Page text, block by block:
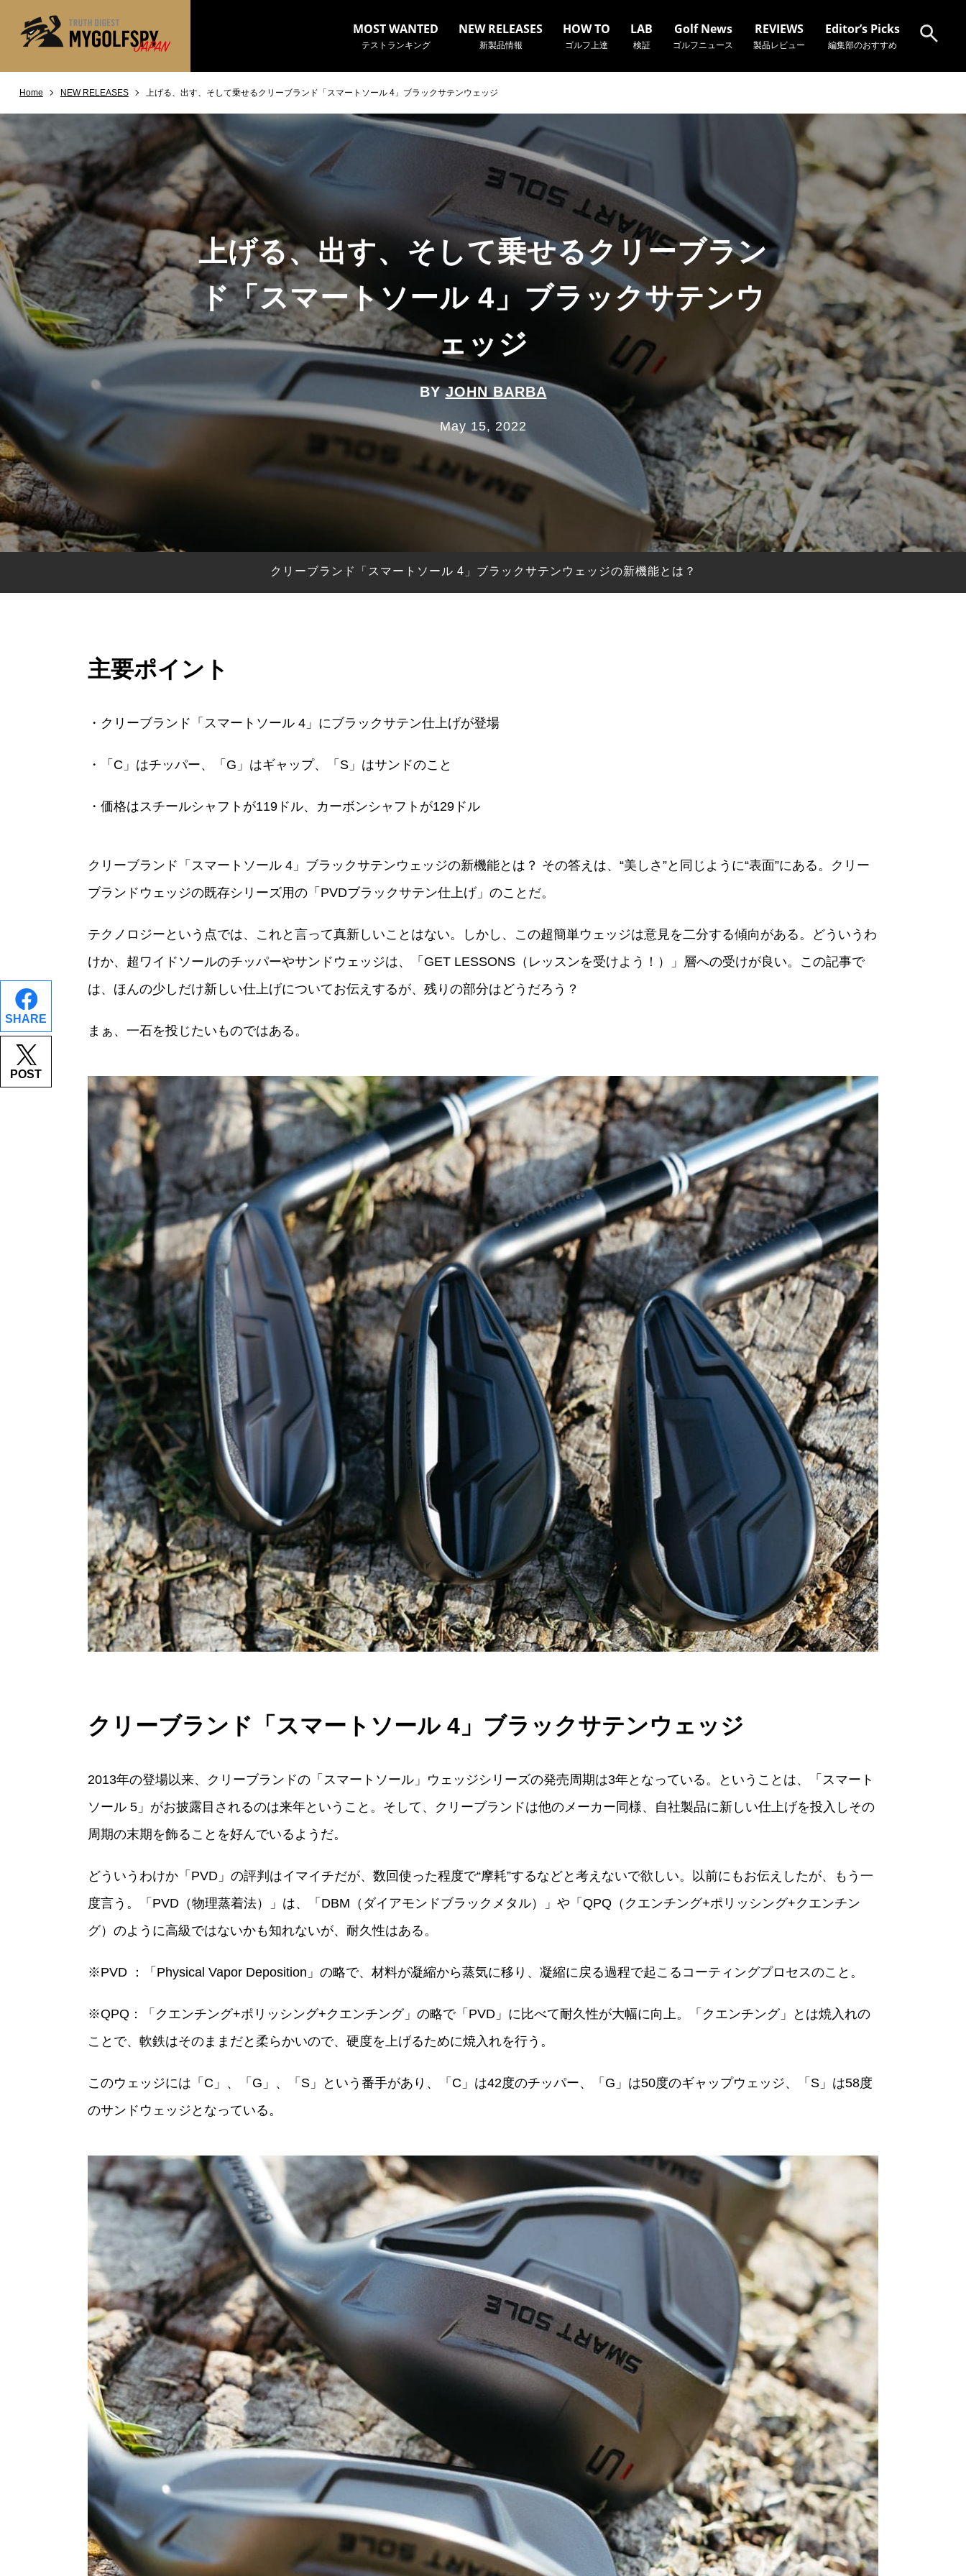
MOST WANTED
テストランキング
NEW RELEASES
新製品情報
HOW TO
ゴルフ上達
LAB
検証
Golf News
ゴルフニュース
REVIEWS
製品レビュー
Editor’s Picks
編集部のおすすめ
Home NEW RELEASES 上げる、出す、そして乗せるクリーブランド「スマートソール 4」ブラックサテンウェッジ
SHARE
POST
上げる、出す、そして乗せるクリーブラン
ド「スマートソール 4」ブラックサテンウ
ェッジ
BYJOHN BARBA
May 15, 2022
クリーブランド「スマートソール 4」ブラックサテンウェッジの新機能とは？
主要ポイント
・クリーブランド「スマートソール 4」にブラックサテン仕上げが登場
・「C」はチッパー、「G」はギャップ、「S」はサンドのこと
・価格はスチールシャフトが119ドル、カーボンシャフトが129ドル
クリーブランド「スマートソール 4」ブラックサテンウェッジの新機能とは？ その答えは、“美しさ”と同じように“表面”にある。クリー
ブランドウェッジの既存シリーズ用の「PVDブラックサテン仕上げ」のことだ。
テクノロジーという点では、これと言って真新しいことはない。しかし、この超簡単ウェッジは意見を二分する傾向がある。どういうわ
けか、超ワイドソールのチッパーやサンドウェッジは、「GET LESSONS（レッスンを受けよう！）」層への受けが良い。この記事で
は、ほんの少しだけ新しい仕上げについてお伝えするが、残りの部分はどうだろう？
まぁ、一石を投じたいものではある。
クリーブランド「スマートソール 4」ブラックサテンウェッジ
2013年の登場以来、クリーブランドの「スマートソール」ウェッジシリーズの発売周期は3年となっている。ということは、「スマート
ソール 5」がお披露目されるのは来年ということ。そして、クリーブランドは他のメーカー同様、自社製品に新しい仕上げを投入しその
周期の末期を飾ることを好んでいるようだ。
どういうわけか「PVD」の評判はイマイチだが、数回使った程度で“摩耗”するなどと考えないで欲しい。以前にもお伝えしたが、もう一
度言う。「PVD（物理蒸着法）」は、「DBM（ダイアモンドブラックメタル）」や「QPQ（クエンチング+ポリッシング+クエンチン
グ）のように高級ではないかも知れないが、耐久性はある。
※PVD ：「Physical Vapor Deposition」の略で、材料が凝縮から蒸気に移り、凝縮に戻る過程で起こるコーティングプロセスのこと。
※QPQ：「クエンチング+ポリッシング+クエンチング」の略で「PVD」に比べて耐久性が大幅に向上。「クエンチング」とは焼入れの
ことで、軟鉄はそのままだと柔らかいので、硬度を上げるために焼入れを行う。
このウェッジには「C」、「G」、「S」という番手があり、「C」は42度のチッパー、「G」は50度のギャップウェッジ、「S」は58度
のサンドウェッジとなっている。
MOST WANTED
NEW RELEASES 新製品情報
HOW TO ゴルフ上達・実践テクニック
LAB テスト・データ検証
Golf News ゴルフニュース
REVIEWS 製品レビュー
DRIVERS ドライバー
FAIRWAY WOODS フェアウェイウッド
HYBRIDS ハイブリッド
IRONS アイアン
WEDGES ウェッジ
PUTTERS パター
OTHER その他
Editor’s Picks
Our Team 私たちのチーム
Our Mission 私たちの使命
※メーカー名やクラブ名など、検索したい事柄を入力してください。